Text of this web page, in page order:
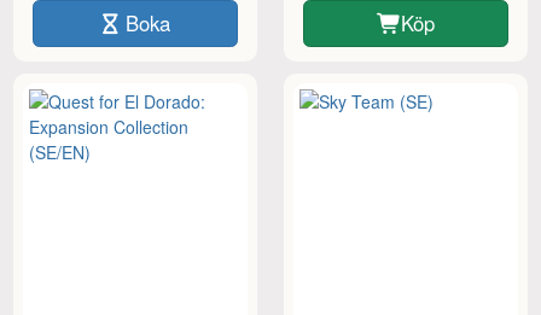
Boka Köp